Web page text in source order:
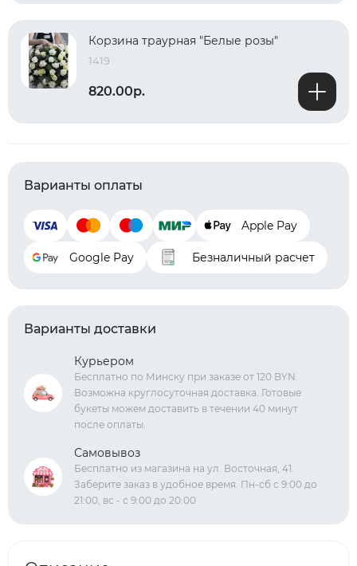
Корзина траурная "Белые розы"
1419
820.00р.
Варианты оплаты
Apple Pay
Google Pay Безналичный расчет
Варианты доставки
Курьером
Бесплатно по Минску при заказе от 120 BYN.
Возможна круглосуточная доставка. Готовые
букеты можем доставить в течении 40 минут
после оплаты.
Самовывоз
Бесплатно из магазина на ул. Восточная, 41.
Заберите заказ в удобное время. Пн-сб с 9:00 до
21:00, вс - с 9:00 до 20:00